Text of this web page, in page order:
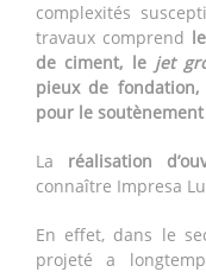
complexités
travaux comprend
de ciment, lejet
pieux de
pour le
La réalisation
connaître Impresa
En effet, dans le
projeté a